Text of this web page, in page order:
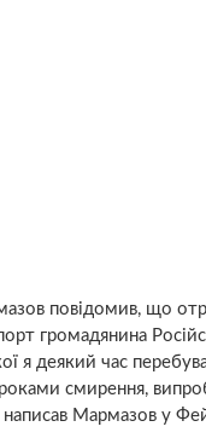
повідомив, що
громадянина
деякий час
смирення,
Мармазов у